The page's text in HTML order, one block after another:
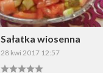
Sałatka wiosenna
28 kwi 2017 12:57